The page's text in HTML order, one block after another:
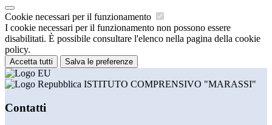
Cookie necessari per il funzionamento
I cookie necessari per il funzionamento non possono essere
disabilitati. È possibile consultare l'elenco nella pagina della cookie
policy.
Accetta tutti Salva le preferenze
ISTITUTO COMPRENSIVO "MARASSI"
Contatti